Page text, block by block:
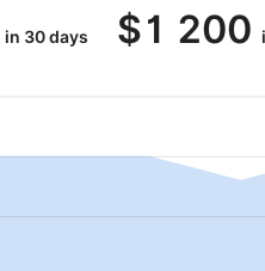
in 30 days $1 200